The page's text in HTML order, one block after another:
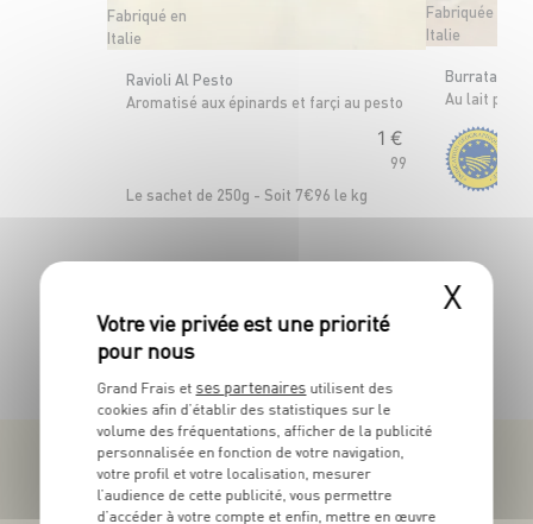
Fabriqué en
Italie
Ravioli Al Pesto
Aromatisé aux épinards et farçi au pesto
1 €
99
Le sachet de 250g - Soit 7€96 le kg
Fabriquée en
Italie
Burrata di
Au lait
TOUTES NOS PROMOTIONS
X
Grand Frais et ses partenaires utilisent des
cookies afin d’établir des statistiques sur le
volume des fréquentations, afficher de la publicité
personnalisée en fonction de votre navigation,
votre profil et votre localisation, mesurer
l’audience de cette publicité, vous permettre
d’accéder à votre compte et enfin, mettre en œuvre